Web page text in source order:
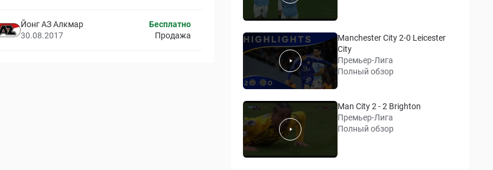
Йонг АЗ Алкмар
30.08.2017
Бесплатно
Продажа
Manchester City 2-0 Leicester
City
Премьер-Лига
Полный обзор
Man City 2 - 2 Brighton
Премьер-Лига
Полный обзор